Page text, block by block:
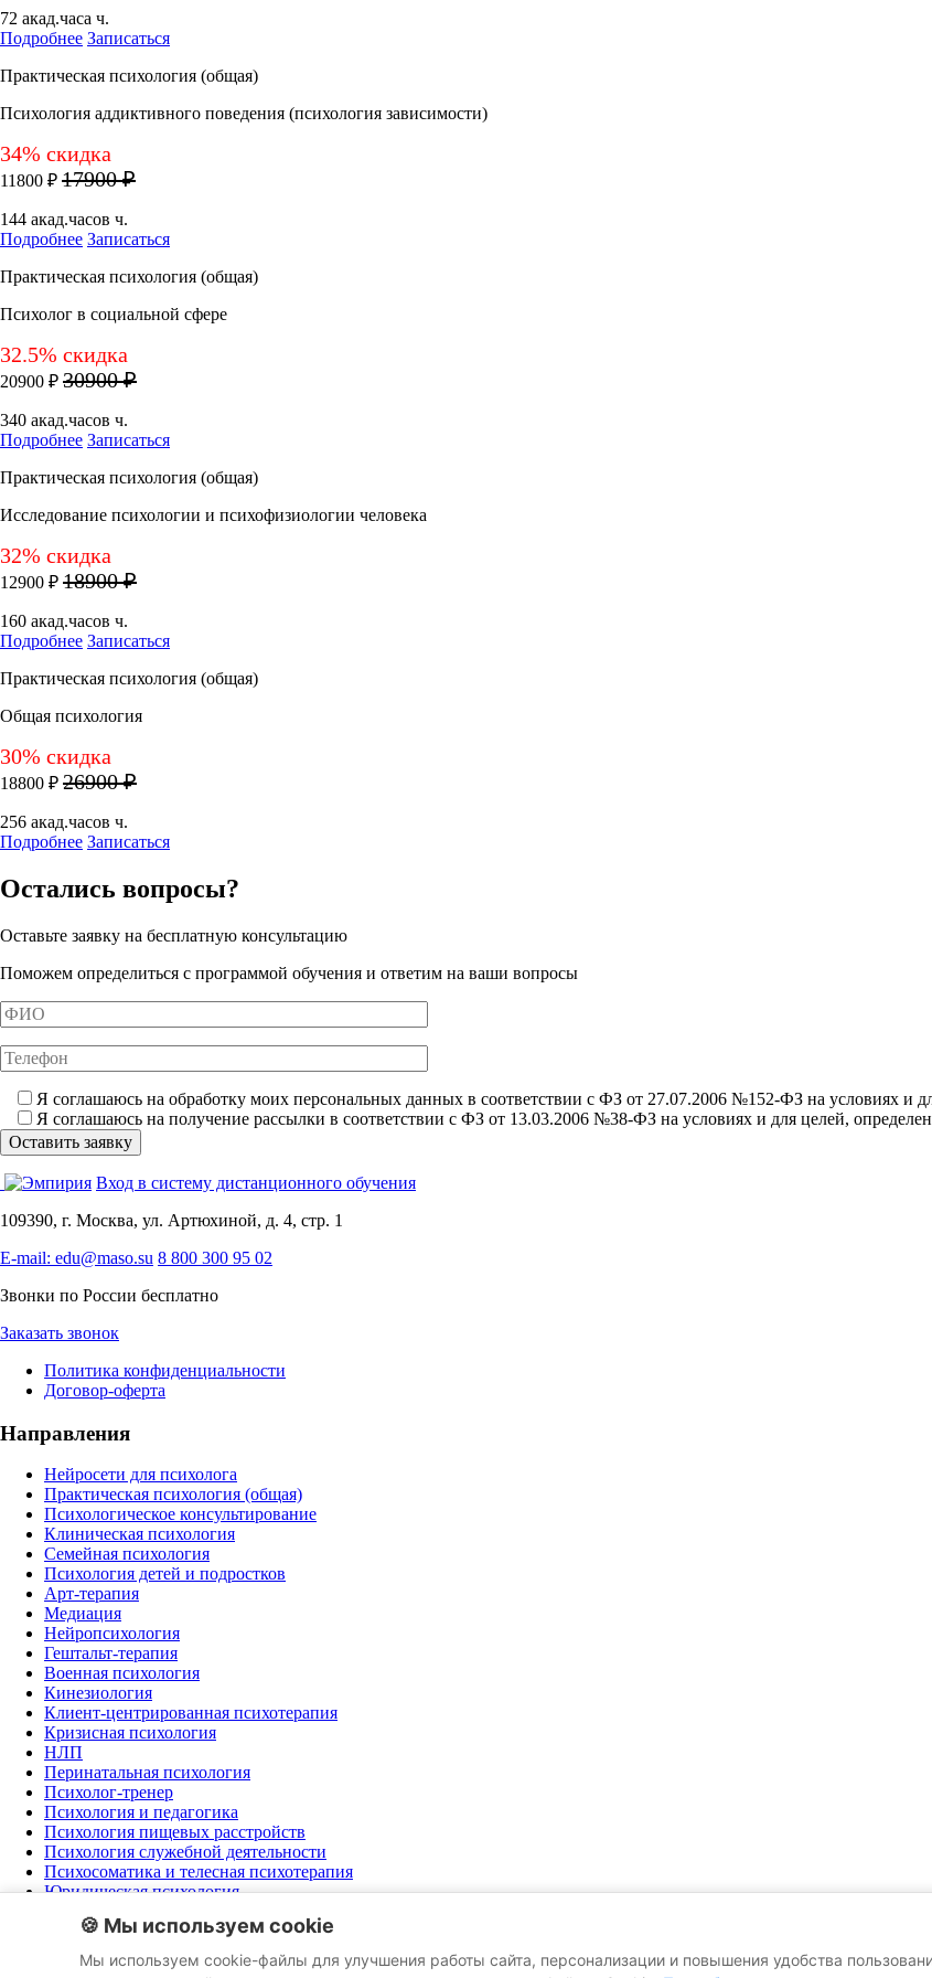
72 акад.часа ч.
Подробнее Записаться
Практическая психология (общая)
Психология аддиктивного поведения (психология зависимости)
34% скидка
11800 ₽ 17900 ₽
144 акад.часов ч.
Подробнее Записаться
Практическая психология (общая)
Психолог в социальной сфере
32.5% скидка
20900 ₽ 30900 ₽
340 акад.часов ч.
Подробнее Записаться
Практическая психология (общая)
Исследование психологии и психофизиологии человека
32% скидка
12900 ₽ 18900 ₽
160 акад.часов ч.
Подробнее Записаться
Практическая психология (общая)
Общая психология
30% скидка
18800 ₽ 26900 ₽
256 акад.часов ч.
Подробнее Записаться
Остались вопросы?
Оставьте заявку на бесплатную консультацию
Поможем определиться с программой обучения и ответим на ваши вопросы
Я соглашаюсь на обработку моих персональных данных в соответствии с ФЗ от 27.07.2006 №152-ФЗ на условиях и
Я соглашаюсь на получение рассылки в соответствии с ФЗ от 13.03.2006 №38-ФЗ на условиях и для целей,
Вход в систему дистанционного обучения
109390, г. Москва, ул. Артюхиной, д. 4, стр. 1
E-mail: edu@maso.su 8 800 300 95 02
Звонки по России бесплатно
Заказать звонок
Политика конфиденциальности
Договор-оферта
Направления
Нейросети для психолога
Практическая психология (общая)
Психологическое консультирование
Клиническая психология
Семейная психология
Психология детей и подростков
Арт-терапия
Медиация
Нейропсихология
Гештальт-терапия
Военная психология
Кинезиология
Клиент-центрированная психотерапия
Кризисная психология
НЛП
Перинатальная психология
Психолог-тренер
Психология и педагогика
Психология пищевых расстройств
Психология служебной деятельности
Психосоматика и телесная психотерапия
Юридическая психология
Голосовая терапия
Сведения об образовательной организации
🍪 Мы используем cookie
Мы используем cookie-файлы для улучшения работы сайта, персонализации и повышения удобства